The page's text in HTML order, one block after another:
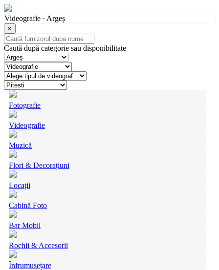
Videografie · Argeș
×
Caută după categorie sau disponibilitate
Fotografie
Videografie
Muzică
Flori & Decorațiuni
Locații
Cabină Foto
Bar Mobil
Rochii & Accesorii
Înfrumusețare